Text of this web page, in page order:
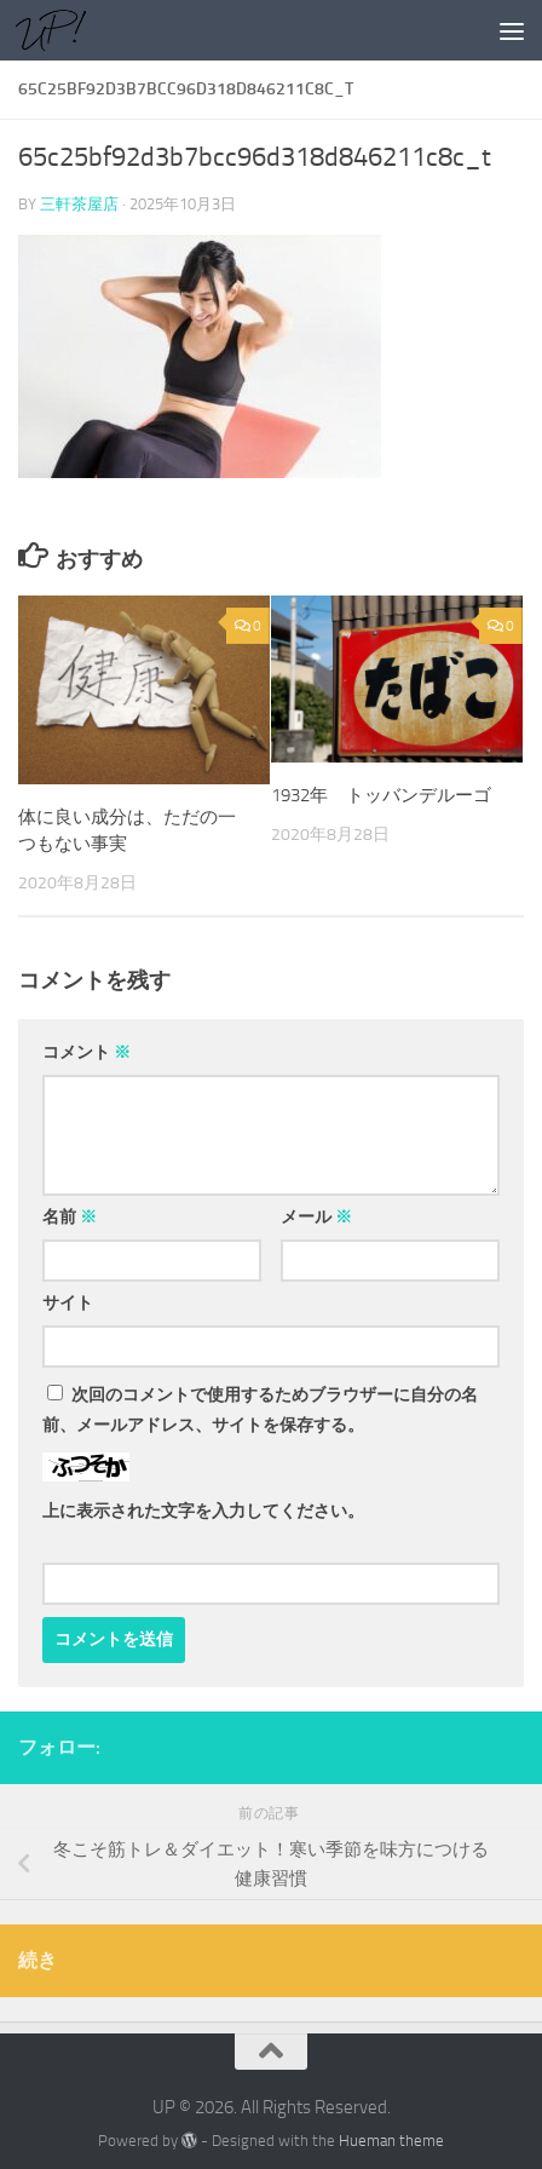
コンテンツへスキップ
65C25BF92D3B7BCC96D318D846211C8C_T
65c25bf92d3b7bcc96d318d846211c8c_t
BY 三軒茶屋店 · 2025年10月3日
おすすめ
0
体に良い成分は、ただの一
つもない事実
2020年8月28日
0
1932年 トッバンデルーゴ
2020年8月28日
コメントを残す
コメント ※
名前 ※ メール ※
サイト
次回のコメントで使用するためブラウザーに自分の名
前、メールアドレス、サイトを保存する。
上に表示された文字を入力してください。
フォロー:
前の記事
冬こそ筋トレ＆ダイエット！寒い季節を味方につける
健康習慣
続き
UP © 2026. All Rights Reserved.
Powered by - Designed with the Hueman theme